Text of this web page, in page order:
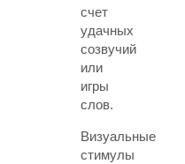
счет
удачных
созвучий
или
игры
слов.
Визуальные
стимулы